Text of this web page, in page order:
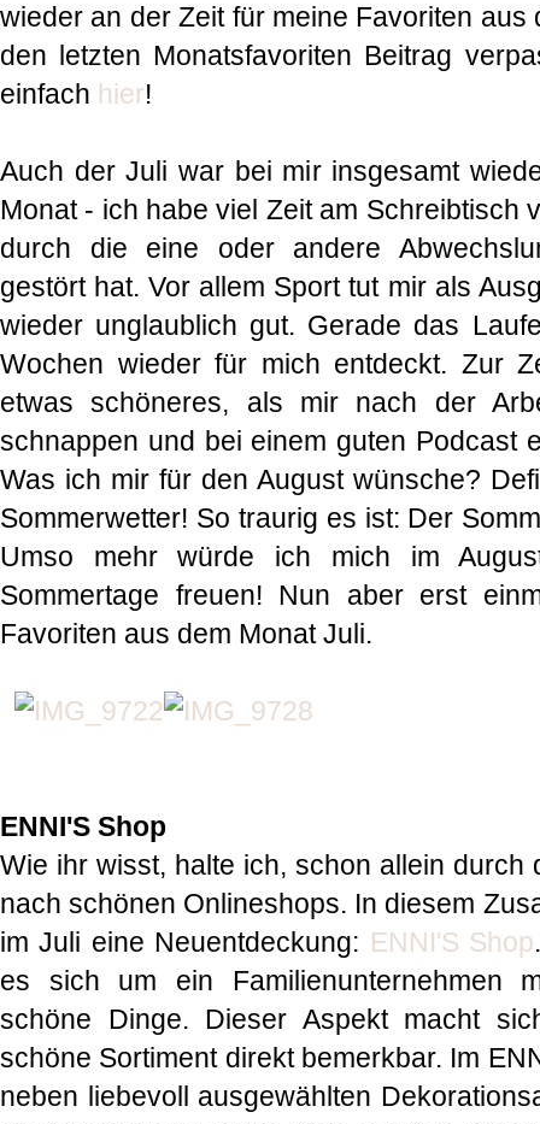
wieder an der Zeit für meine Favoriten aus
den letzten Monatsfavoriten Beitrag
einfach hier!
Auch der Juli war bei mir insgesamt
Monat - ich habe viel Zeit am Schreibtisch
durch die eine oder andere
gestört hat. Vor allem Sport tut mir als
wieder unglaublich gut. Gerade das
Wochen wieder für mich entdeckt. Zur
etwas schöneres, als mir nach der
schnappen und bei einem guten Podcast
Was ich mir für den August wünsche?
Sommerwetter! So traurig es ist: Der
Umso mehr würde ich mich im
Sommertage freuen! Nun aber erst
Favoriten aus dem Monat Juli.
ENNI'S Shop
Wie ihr wisst, halte ich, schon allein durch
nach schönen Onlineshops. In diesem
im Juli eine Neuentdeckung: ENNI'S Shop
es sich um ein Familienunternehmen
schöne Dinge. Dieser Aspekt macht
schöne Sortiment direkt bemerkbar. Im
neben liebevoll ausgewählten